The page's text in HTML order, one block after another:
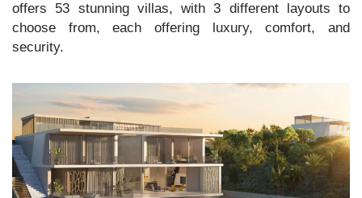
offers 53 stunning villas, with 3 different layouts to
choose from, each offering luxury, comfort, and
security.